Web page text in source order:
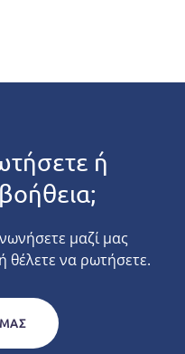
ή
μαζί μας
θέλετε να ρωτήσετε.